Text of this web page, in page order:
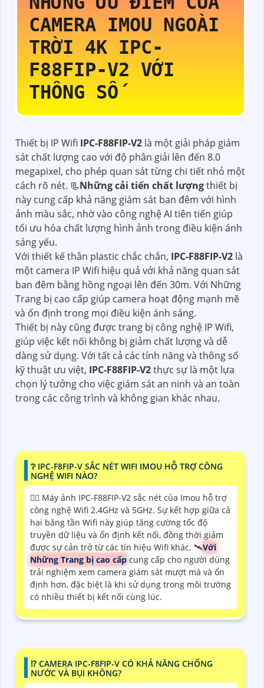
CAMERA IMOU NGOÀI
TRỜI 4K IPC-
F88FIP-V2 VỚI
THÔNG SỐ
Thiết bị IP Wifi IPC-F88FIP-V2 là một giải pháp giám
sát chất lượng cao với độ phân giải lên đến 8.0
megapixel, cho phép quan sát từng chi tiết nhỏ một
cách rõ nét. 📃Những cải tiến chất lượngthiết bị
này cung cấp khả năng giám sát ban đêm với hình
ảnh màu sắc, nhờ vào công nghệ AI tiên tiến giúp
tối ưu hóa chất lượng hình ảnh trong điều kiện ánh
sáng yếu.
Với thiết kế thân plastic chắc chắn, IPC-F88FIP-V2 là
một camera IP Wifi hiệu quả với khả năng quan sát
ban đêm bằng hồng ngoại lên đến 30m. Với Những
Trang bị cao cấp giúp camera hoạt động mạnh mẽ
và ổn định trong mọi điều kiện ánh sáng.
Thiết bị này cũng được trang bị công nghệ IP Wifi,
giúp việc kết nối không bị giảm chất lượng và dễ
dàng sử dụng. Với tất cả các tính năng và thông số
kỹ thuật ưu việt, IPC-F88FIP-V2thực sự là một lựa
chọn lý tưởng cho việc giám sát an ninh và an toàn
trong các công trình và không gian khác nhau.
❔ IPC-F8FIP-V SẮC NÉT WIFI IMOU HỖ TRỢ CÔNG
NGHỆ WIFI NÀO?
🙆‍♀️ Máy ảnh IPC-F88FIP-V2 sắc nét của Imou hỗ trợ
công nghệ Wifi 2.4GHz và 5GHz. Sự kết hợp giữa cả
hai băng tần Wifi này giúp tăng cường tốc độ
truyền dữ liệu và ổn định kết nối, đồng thời giảm
được sự cản trở từ các tín hiệu Wifi khác. 🛰Với
Những Trang bị cao cấp cung cấp cho người dùng
trải nghiệm xem camera giám sát mượt mà và ổn
định hơn, đặc biệt là khi sử dụng trong môi trường
có nhiều thiết bị kết nối cùng lúc.
⁉️ CAMERA IPC-F8FIP-V CÓ KHẢ NĂNG CHỐNG
NƯỚC VÀ BỤI KHÔNG?